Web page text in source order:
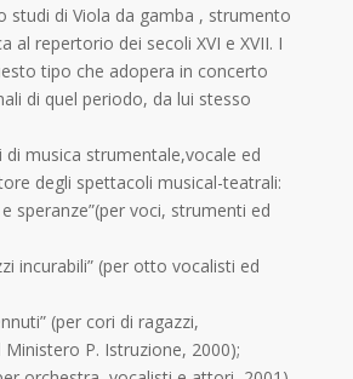
studi di Viola da gamba , strumento
al repertorio dei secoli XVI e XVII. I
tipo che adopera in concerto
di quel periodo, da lui stesso
musica strumentale,vocale ed
degli spettacoli musical-teatrali:
speranze”(per voci, strumenti ed
incurabili” (per otto vocalisti ed
(per cori di ragazzi,
P. Istruzione, 2000);